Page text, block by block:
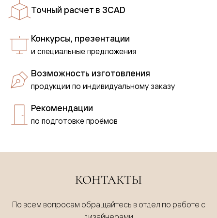
Точный расчет в 3CAD
Конкурсы, презентации
и специальные предложения
Возможность изготовления
продукции по индивидуальному заказу
Рекомендации
по подготовке проёмов
КОНТАКТЫ
По всем вопросам обращайтесь в отдел по работе с